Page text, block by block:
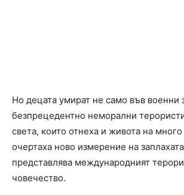
Но децата умират не само във военни
безпрецедентно неморални
света, които отнеха и живота на
очертаха ново измерение на
представлява международният
човечество.